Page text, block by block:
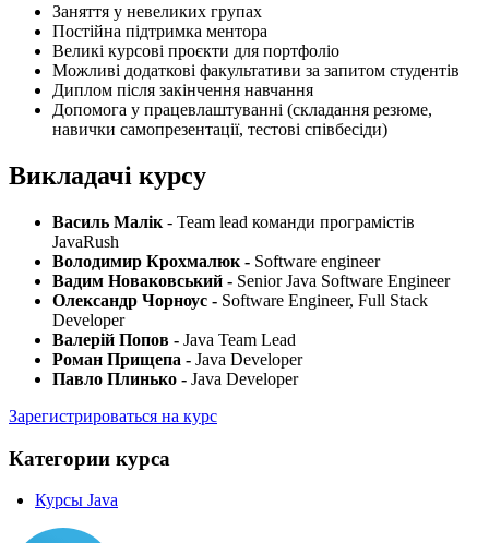
Заняття у невеликих групах
Постійна підтримка ментора
Великі курсові проєкти для портфоліо
Можливі додаткові факультативи за запитом студентів
Диплом після закінчення навчання
Допомога у працевлаштуванні (складання резюме,
навички самопрезентації, тестові співбесіди)
Викладачі курсу
Василь Малік - Team lead команди програмістів
JavaRush
Володимир Крохмалюк - Software engineer
Вадим Новаковський - Senior Java Software Engineer
Олександр Чорноус - Software Engineer, Full Stack
Developer
Валерій Попов - Java Team Lead
Роман Прищепа - Java Developer
Павло Плинько - Java Developer
Зарегистрироваться на курс
Категории курса
Курсы Java